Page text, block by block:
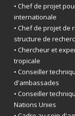
• Chef de projet
internationale
• Chef de projet
structure de
• Chercheur et
tropicale
• Conseiller
d'ambassades
• Conseiller
Nations Unies